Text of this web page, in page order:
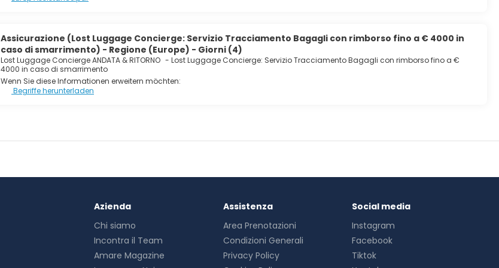
Assicurazione (Lost Luggage Concierge: Servizio Tracciamento Bagagli con rimborso fino a € 4000 in
caso di smarrimento) - Regione (Europe) - Giorni (4)
Lost Luggage Concierge ANDATA & RITORNO - Lost Luggage Concierge: Servizio Tracciamento Bagagli con rimborso fino a €
4000 in caso di smarrimento
Wenn Sie diese Informationen erweitern möchten:
Begriffe herunterladen
Azienda
Chi siamo
Incontra il Team
Amare Magazine
Assistenza
Area Prenotazioni
Condizioni Generali
Privacy Policy
Social media
Instagram
Facebook
Tiktok